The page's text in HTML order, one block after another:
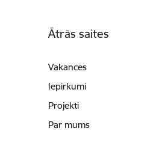
Ātrās saites
Vakances
Iepirkumi
Projekti
Par mums